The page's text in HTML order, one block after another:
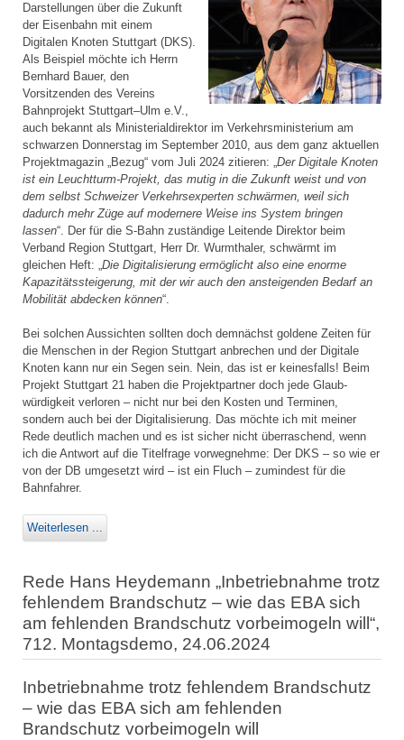
Darstellungen über die Zukunft
der Eisenbahn mit einem
Digitalen Knoten Stuttgart (DKS).
Als Beispiel möchte ich Herrn
Bernhard Bauer, den
Vorsitzenden des Vereins
Bahnprojekt Stuttgart–Ulm e.V.,
auch bekannt als Ministerial­direktor im Verkehrsministerium am
schwarzen Donnerstag im September 2010, aus dem ganz aktuellen
Projektmagazin „Bezug“ vom Juli 2024 zitieren: „Der Digitale Knoten
ist ein Leuchtturm-Projekt, das mutig in die Zukunft weist und von
dem selbst Schweizer Verkehrsexperten schwärmen, weil sich
dadurch mehr Züge auf modernere Weise ins System bringen
lassen“. Der für die S-Bahn zuständige Leitende Direktor beim
Verband Region Stuttgart, Herr Dr. Wurmthaler, schwärmt im
gleichen Heft: „Die Digitalisierung ermöglicht also eine enorme
Kapazitätssteigerung, mit der wir auch den ansteigenden Bedarf an
Mobilität abdecken können“.
Bei solchen Aussichten sollten doch demnächst goldene Zeiten für
die Menschen in der Region Stuttgart anbrechen und der Digitale
Knoten kann nur ein Segen sein. Nein, das ist er keinesfalls! Beim
Projekt Stuttgart 21 haben die Projektpartner doch jede Glaub­
würdigkeit verloren – nicht nur bei den Kosten und Terminen,
sondern auch bei der Digitalisierung. Das möchte ich mit meiner
Rede deutlich machen und es ist sicher nicht überraschend, wenn
ich die Antwort auf die Titelfrage vorwegnehme: Der DKS – so wie er
von der DB umgesetzt wird – ist ein Fluch – zumindest für die
Bahnfahrer.
Weiterlesen ...
Rede Hans Heydemann „Inbetriebnahme trotz
fehlendem Brandschutz – wie das EBA sich
am fehlenden Brandschutz vorbeimogeln will“,
712. Montagsdemo, 24.06.2024
Inbetriebnahme trotz fehlendem Brandschutz
– wie das EBA sich am fehlenden
Brandschutz vorbeimogeln will